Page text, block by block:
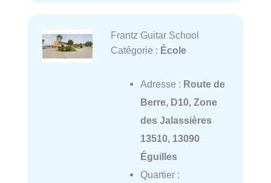
Frantz Guitar School
Catégorie : École
Adresse : Route de
Berre, D10, Zone
des Jalassières
13510, 13090
Éguilles
Quartier :